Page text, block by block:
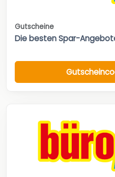
Gutscheine
Die besten Spar-